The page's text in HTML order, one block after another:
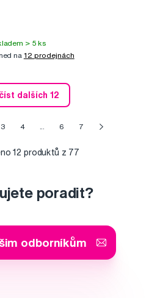
> 5 ks
na 12 prodejnách
dalších 12
3 4 6 7
12 produktů z 77
poradit?
odborníkům